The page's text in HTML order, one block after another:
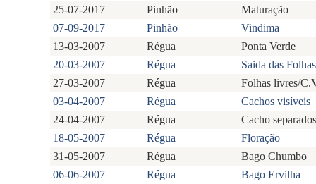
25-07-2017
Pinhão
Maturação
07-09-2017
Pinhão
Vindima
13-03-2007
Régua
Ponta Verde
20-03-2007
Régua
Saida das Folhas
27-03-2007
Régua
Folhas livres/
03-04-2007
Régua
Cachos visíveis
24-04-2007
Régua
Cacho separados
18-05-2007
Régua
Floração
31-05-2007
Régua
Bago Chumbo
06-06-2007
Régua
Bago Ervilha